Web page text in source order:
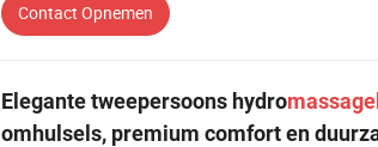
Contact Opnemen
Elegante tweepersoons hydro
omhulsels, premium comfort en